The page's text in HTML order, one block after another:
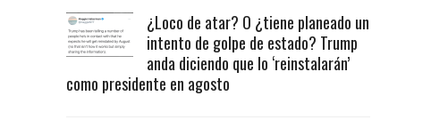
¿Loco de atar? O ¿tiene planeado un
intento de golpe de estado? Trump
anda diciendo que lo ‘reinstalarán’
como presidente en agosto